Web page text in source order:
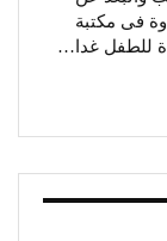
فى مكتبة
للطفل غدا…